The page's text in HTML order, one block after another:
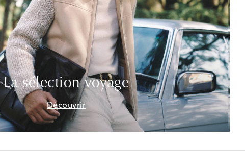
La sélection voyage
Découvrir